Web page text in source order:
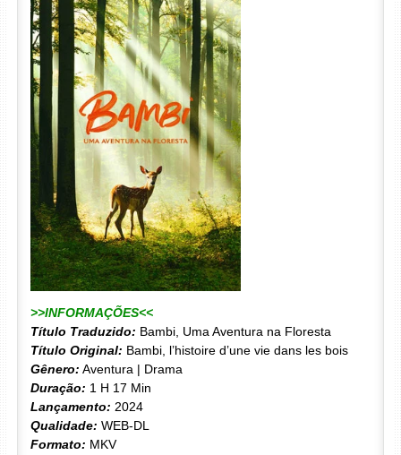
>>INFORMAÇÕES<<
Título Traduzido: Bambi, Uma Aventura na Floresta
Título Original: Bambi, l’histoire d’une vie dans les bois
Gênero: Aventura | Drama
Duração: 1 H 17 Min
Lançamento: 2024
Qualidade: WEB-DL
Formato: MKV